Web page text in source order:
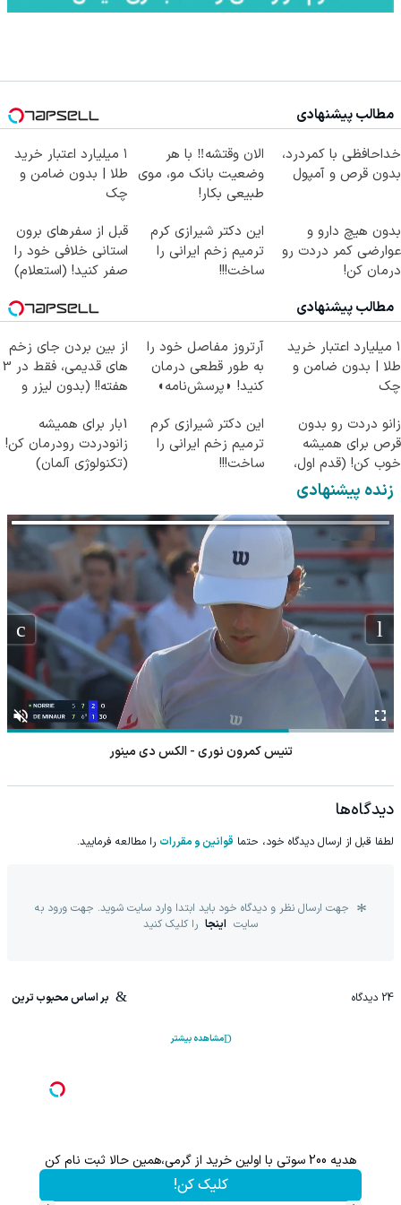
مطالب پیشنهادی
خداحافظی با کمردرد،
بدون قرص و آمپول
الان وقتشه‼️ با هر
وضعیت بانک مو، موی
طبیعی بکار!
۱ میلیارد اعتبار خرید
طلا | بدون ضامن و
چک
بدون هیچ دارو و
عوارضی کمر دردت رو
درمان کن!
این دکتر شیرازی کرم
ترمیم زخم ایرانی را
ساخت!!!
قبل از سفرهای برون
استانی خلافی خود را
صفر کنید! (استعلام)
مطالب پیشنهادی
۱ میلیارد اعتبار خرید
طلا | بدون ضامن و
چک
آرتروز مفاصل خود را
به طور قطعی درمان
کنید! ◗پرسش‌نامه◖
از بین بردن جای زخم
های قدیمی، فقط در 3
هفته!! (بدون لیزر و
زانو دردت رو بدون
قرص برای همیشه
خوب کن! (قدم اول،
پرسش‌نامه)
این دکتر شیرازی کرم
ترمیم زخم ایرانی را
ساخت!!!
1بار برای همیشه
زانودردت رودرمان کن!
(تکنولوژی آلمان)
زنده پیشنهادی
تنیس کمرون نوری - الکس دی مینور
دیدگاه‌ها
لطفا قبل از ارسال دیدگاه خود، حتما قوانین و مقررات را مطالعه فرمایید.
جهت ارسال نظر و دیدگاه خود باید ابتدا وارد سایت شوید. جهت ورود به
سایت اینجا را کلیک کنید
24 دیدگاه بر اساس محبوب ترین
مشاهده بیشتر
هدیه 200 سوتی با اولین خرید از گرمی،همین حالا ثبت نام کن
کلیک کن!